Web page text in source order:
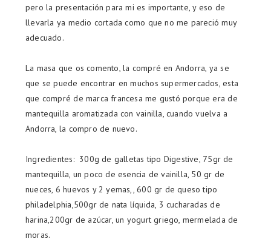
pero la presentación para mi es importante, y eso de
llevarla ya medio cortada como que no me pareció muy
adecuado.
La masa que os comento, la compré en Andorra, ya se
que se puede encontrar en muchos supermercados, esta
que compré de marca francesa me gustó porque era de
mantequilla aromatizada con vainilla, cuando vuelva a
Andorra, la compro de nuevo.
Ingredientes: 300g de galletas tipo Digestive, 75gr de
mantequilla, un poco de esencia de vainilla, 50 gr de
nueces, 6 huevos y 2 yemas,, 600 gr de queso tipo
philadelphia,500gr de nata líquida, 3 cucharadas de
harina,200gr de azúcar, un yogurt griego, mermelada de
moras.